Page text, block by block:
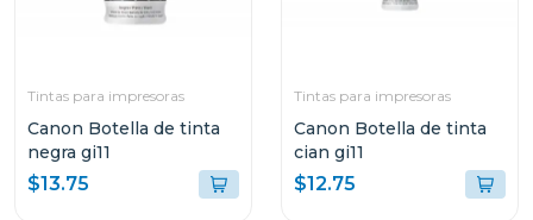
Tintas para impresoras
Canon Botella de tinta
negra gi11
$13.75
Tintas para impresoras
Canon Botella de tinta
cian gi11
$12.75